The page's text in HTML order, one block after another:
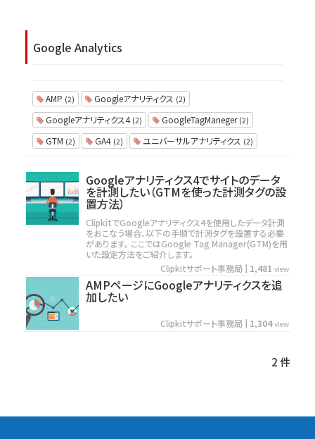
Google Analytics
AMP (2) Googleアナリティクス (2)
Googleアナリティクス4 (2) GoogleTagManeger (2)
GTM (2) GA4 (2) ユニバーサルアナリティクス (2)
Googleアナリティクス4でサイトのデータ
を計測したい（GTMを使った計測タグの設
置方法）
ClipkitでGoogleアナリティクス4を使用したデータ計測
をおこなう場合、以下の手順で計測タグを設置する必要
があります。 ここではGoogle Tag Manager(GTM)を用
いた設定方法をご紹介します。
Clipkitサポート事務局 | 1,481 view
AMPページにGoogleアナリティクスを追
加したい
Clipkitサポート事務局 | 1,304view
2 件